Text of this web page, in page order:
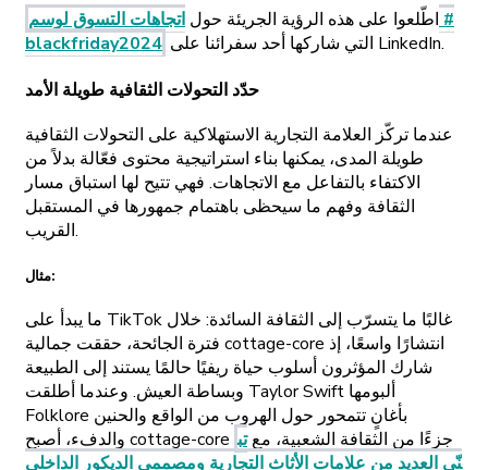
اطّلعوا على هذه الرؤية الجريئة حول اتجاهات التسوق لوسم #
blackfriday2024
التي شاركها أحد سفرائنا على LinkedIn.
حدّد التحولات الثقافية طويلة الأمد
عندما تركّز العلامة التجارية الاستهلاكية على التحولات الثقافية
طويلة المدى، يمكنها بناء استراتيجية محتوى فعّالة بدلاً من
الاكتفاء بالتفاعل مع الاتجاهات. فهي تتيح لها استباق مسار
الثقافة وفهم ما سيحظى باهتمام جمهورها في المستقبل
القريب.
مثال:
ما يبدأ على TikTok غالبًا ما يتسرّب إلى الثقافة السائدة: خلال
فترة الجائحة، حققت جمالية cottage-core انتشارًا واسعًا، إذ
شارك المؤثرون أسلوب حياة ريفيًا حالمًا يستند إلى الطبيعة
وبساطة العيش. وعندما أطلقت Taylor Swift ألبومها
Folklore بأغانٍ تتمحور حول الهروب من الواقع والحنين
والدفء، أصبح cottage-core جزءًا من الثقافة الشعبية، معتب
نّي العديد من علامات الأثاث التجارية ومصممي الديكور الداخلي